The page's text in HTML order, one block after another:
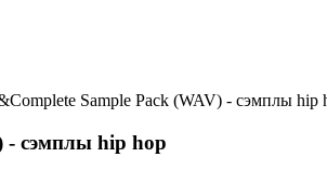
Sample Pack (WAV) - сэмплы hip
- сэмплы hip hop